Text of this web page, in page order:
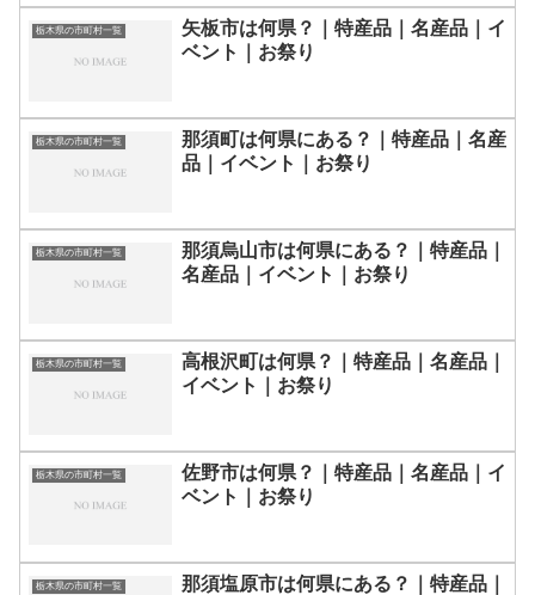
栃木県の市町村一覧
矢板市は何県？｜特産品｜名産品｜イ
ベント｜お祭り
栃木県の市町村一覧
那須町は何県にある？｜特産品｜名産
品｜イベント｜お祭り
栃木県の市町村一覧
那須烏山市は何県にある？｜特産品｜
名産品｜イベント｜お祭り
栃木県の市町村一覧
高根沢町は何県？｜特産品｜名産品｜
イベント｜お祭り
栃木県の市町村一覧
佐野市は何県？｜特産品｜名産品｜イ
ベント｜お祭り
栃木県の市町村一覧
那須塩原市は何県にある？｜特産品｜